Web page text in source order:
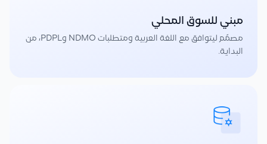
مبني للسوق المحلي
مصمّم ليتوافق مع اللغة العربية ومتطلبات NDMO وPDPL، من
البداية.